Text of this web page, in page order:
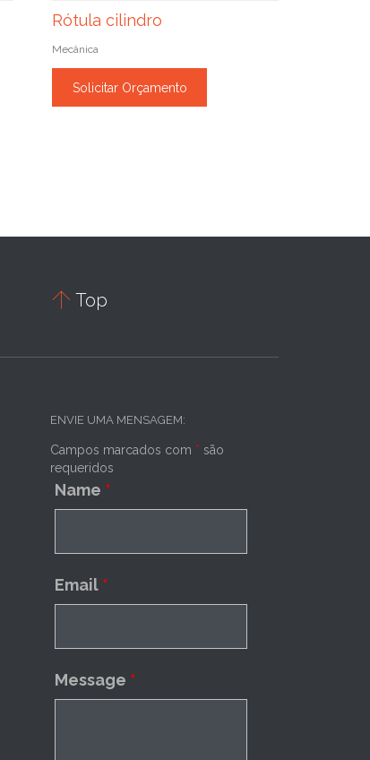
Rótula cilindro
Mecânica
Solicitar Orçamento
 Top
ENVIE UMA MENSAGEM:
Campos marcados com * são
requeridos
Name *
Email *
Message *